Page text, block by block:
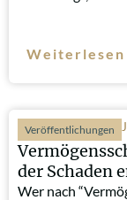
Weiterlesen
Veröffentlichungen
der Schaden
Wer nach